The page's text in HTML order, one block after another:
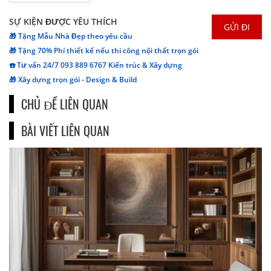
SỰ KIỆN ĐƯỢC YÊU THÍCH
🎁 Tặng Mẫu Nhà Đẹp theo yêu cầu
🎁 Tặng 70% Phí thiết kế nếu thi công nội thất trọn gói
☎️ Tư vấn 24/7 093 889 6767 Kiến trúc & Xây dựng
🎁 Xây dựng trọn gói - Design & Build
CHỦ ĐỀ LIÊN QUAN
BÀI VIẾT LIÊN QUAN